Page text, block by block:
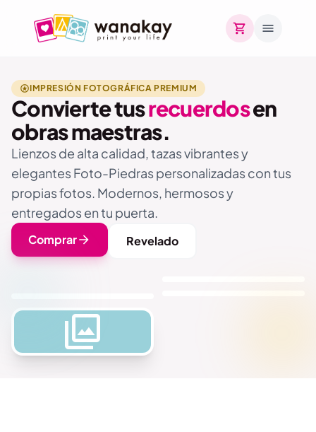
IMPRESIÓN FOTOGRÁFICA PREMIUM
Convierte tusrecuerdosen
obras maestras.
Lienzos de alta calidad, tazas vibrantes y
elegantes Foto-Piedras personalizadas con tus
propias fotos. Modernos, hermosos y
entregados en tu puerta.
Comprar Revelado